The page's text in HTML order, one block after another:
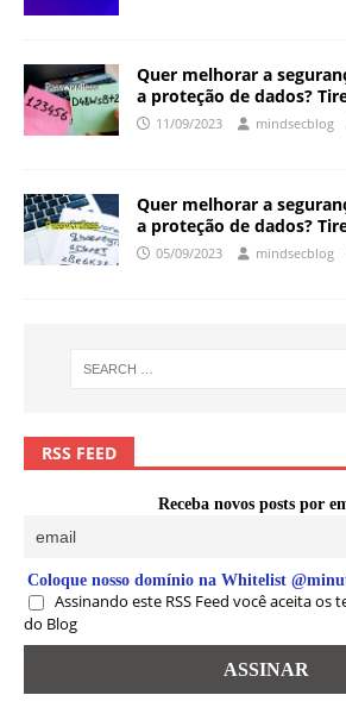
Quer melhorar a
a proteção de dados?
11/09/2023 mindsecblog
Quer melhorar a
a proteção de dados?
05/09/2023 mindsecblog
RSS FEED
Receba novos posts por
Coloque nosso domínio na Whitelist
Assinando este RSS Feed você aceita os
do Blog